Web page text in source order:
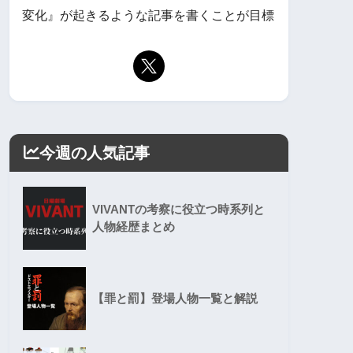
変化』が起きるような記事を書くことが目標
今週の人気記事
VIVANTの考察に役立つ時系列と
人物経歴まとめ
【罪と罰】登場人物一覧と解説